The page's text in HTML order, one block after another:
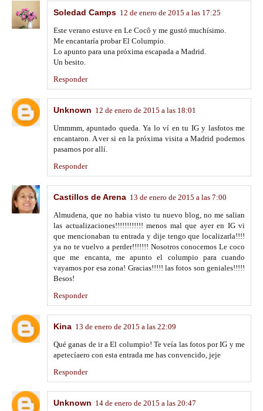
Soledad Camps 12 de enero de 2015 a las 17:25
Este verano estuve en Le Cocô y me gustó muchísimo.
Me encantaría probar El Columpio.
Lo apunto para una próxima escapada a Madrid.
Un besito.
Responder
Unknown 12 de enero de 2015 a las 18:01
Ummmm, apuntado queda. Ya lo ví en tu IG y lasfotos me
encantaron. A ver si en la próxima visita a Madrid podemos
pasarnos por allí.
Responder
Castillos de Arena 13 de enero de 2015 a las 7:00
Almudena, que no habia visto tu nuevo blog, no me salian
las actualizaciones!!!!!!!!!!!! menos mal que ayer en IG vi
que mencionaban tu entrada y dije tengo que localizarla!!!!
ya no te vuelvo a perder!!!!!!! Nosotros conocemos Le coco
que me encanta, me apunto el columpio para cuando
vayamos por esa zona! Gracias!!!!! las fotos son geniales!!!!!
Besos!
Responder
Kina 13 de enero de 2015 a las 22:09
Qué ganas de ir a El columpio! Te veía las fotos por IG y me
apetecíaero con esta entrada me has convencido, jeje
Responder
Unknown 14 de enero de 2015 a las 20:47